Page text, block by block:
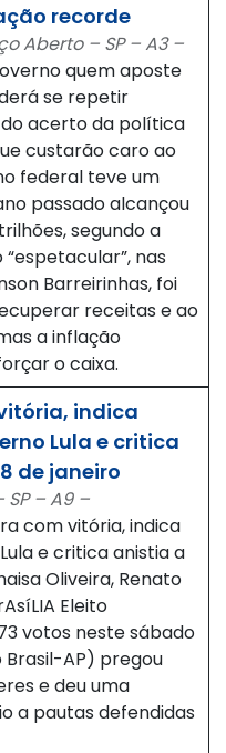
recorde
Aberto – SP – A3 –
quem aposte
se repetir
acerto da política
custarão caro ao
federal teve um
passado alcançou
segundo a
nas
Barreirinhas, foi
receitas e ao
a inflação
o caixa.
indica
Lula e critica
de janeiro
SP – A9 –
com vitória, indica
e critica anistia a
Oliveira, Renato
Eleito
votos neste sábado
Brasil-AP) pregou
e deu uma
a pautas defendidas